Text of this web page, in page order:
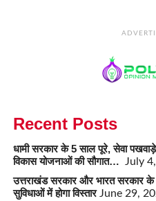
Recent Posts
धामी सरकार के 5 साल पूरे, सेवा
विकास योजनाओं की सौगात… July
उत्तराखंड सरकार और भारत सरकार के
सुविधाओं में होगा विस्तार June 29,